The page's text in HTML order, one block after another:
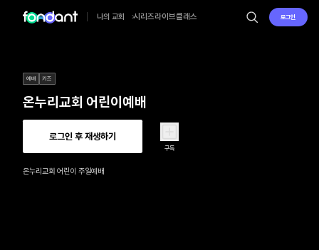
나의 교회 시리즈라이브클래스 로그인
예배 키즈
온누리교회 어린이예배
로그인 후 재생하기
구독
온누리교회 어린이 주일예배